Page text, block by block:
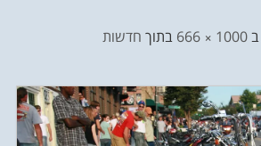
ב1000 × 666 בתוך חדשות